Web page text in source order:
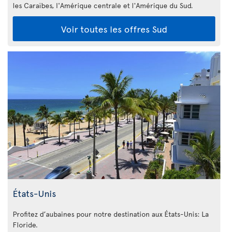
les Caraïbes, l'Amérique centrale et l'Amérique du Sud.
Voir toutes les offres Sud
États-Unis
Profitez d’aubaines pour notre destination aux États-Unis: La
Floride.